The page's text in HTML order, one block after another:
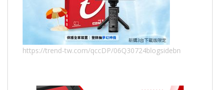
https://trend-tw.com/qccDP/06Q30724blogsidebn